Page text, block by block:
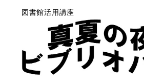
図書館活用講座